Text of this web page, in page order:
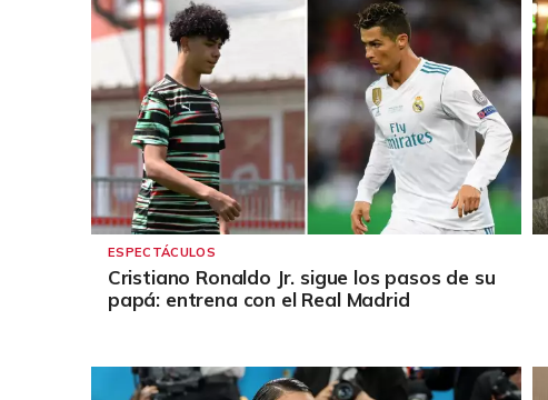
ESPECTÁCULOS
⁠Cristiano Ronaldo Jr. sigue los pasos de su
papá: entrena con el Real Madrid